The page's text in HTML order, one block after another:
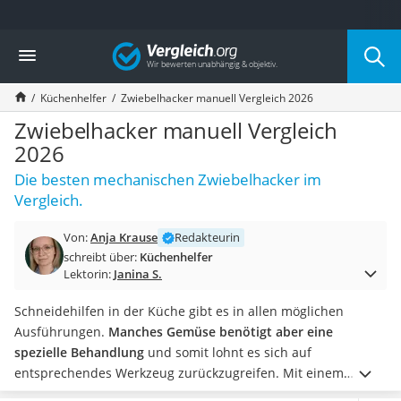
Die beliebtesten Vergleiche nach Kategorie
Haushalt
Wassersprudler
Zentralstaubsauger
Brotbackautomat
Wischroboter
Wäschespinne
Industriestaubsauger
Spülmaschinentabs
Eierkocher
AEG-Waschmaschine
Saug-Wisch-Roboter
Handstaubsauger
Milchaufschäumer
Kondenstrockner
Reiskocher
Heißwasserspender
Vergleich
Küchenhelfer Zwiebelhacker manuell Vergleich 2026
Zwiebelhacker manuell Vergleich
2026
Die besten mechanischen Zwiebelhacker im
Vergleich.
Von:Anja Krause
Redakteurin
schreibt über: Küchenhelfer
Lektorin: Janina S.
Schneidehilfen in der Küche gibt es in allen möglichen
Ausführungen. Manches Gemüse benötigt aber eine
spezielle Behandlung und somit lohnt es sich auf
entsprechendes Werkzeug zurückzugreifen. Mit einem
elektrischen Gemüsehobelmöchte man beispielsweise keine